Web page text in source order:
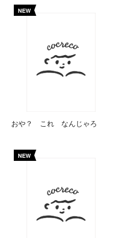
NEW
おや？ これ なんじゃろ
NEW